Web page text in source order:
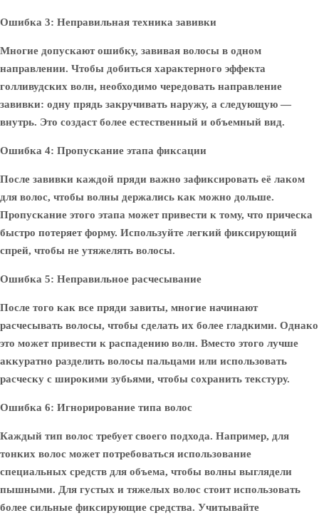
Ошибка 3: Неправильная техника завивки
Многие допускают ошибку, завивая волосы в одном
направлении. Чтобы добиться характерного эффекта
голливудских волн, необходимо чередовать направление
завивки: одну прядь закручивать наружу, а следующую —
внутрь. Это создаст более естественный и объемный вид.
Ошибка 4: Пропускание этапа фиксации
После завивки каждой пряди важно зафиксировать её лаком
для волос, чтобы волны держались как можно дольше.
Пропускание этого этапа может привести к тому, что прическа
быстро потеряет форму. Используйте легкий фиксирующий
спрей, чтобы не утяжелять волосы.
Ошибка 5: Неправильное расчесывание
После того как все пряди завиты, многие начинают
расчесывать волосы, чтобы сделать их более гладкими. Однако
это может привести к распадению волн. Вместо этого лучше
аккуратно разделить волосы пальцами или использовать
расческу с широкими зубьями, чтобы сохранить текстуру.
Ошибка 6: Игнорирование типа волос
Каждый тип волос требует своего подхода. Например, для
тонких волос может потребоваться использование
специальных средств для объема, чтобы волны выглядели
пышными. Для густых и тяжелых волос стоит использовать
более сильные фиксирующие средства. Учитывайте